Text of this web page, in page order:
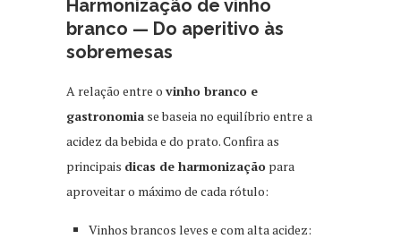
Harmonização de vinho
branco — Do aperitivo às
sobremesas
A relação entre o vinho branco e
gastronomia se baseia no equilíbrio entre a
acidez da bebida e do prato. Confira as
principais dicas de harmonização para
aproveitar o máximo de cada rótulo:
Vinhos brancos leves e com alta acidez: